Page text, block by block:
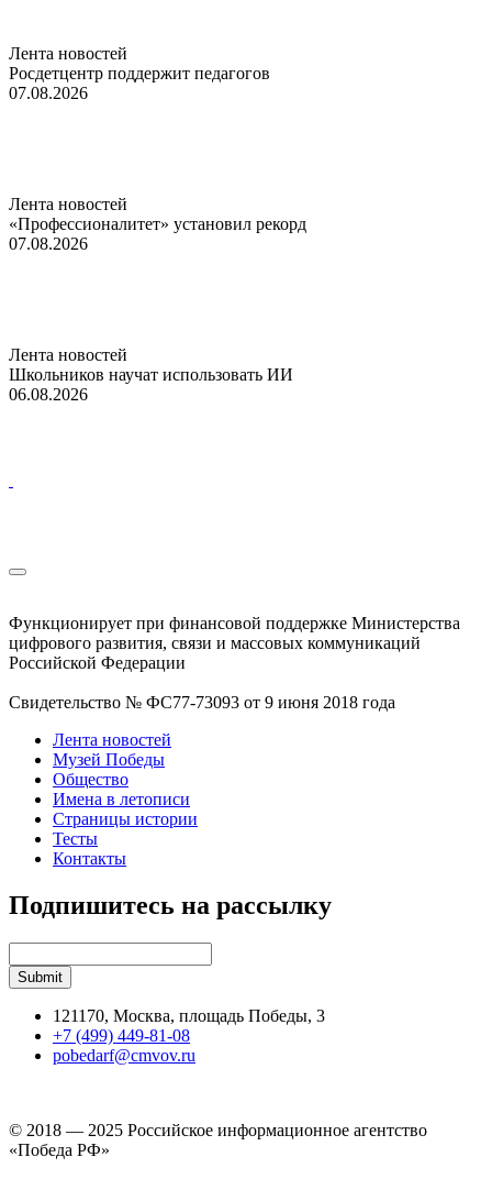
Лента новостей
Росдетцентр поддержит педагогов
07.08.2026
Лента новостей
«Профессионалитет» установил рекорд
07.08.2026
Лента новостей
Школьников научат использовать ИИ
06.08.2026
Функционирует при финансовой поддержке Министерства
цифрового развития, связи и массовых коммуникаций
Российской Федерации
Свидетельство № ФС77-73093 от 9 июня 2018 года
Лента новостей
Музей Победы
Общество
Имена в летописи
Страницы истории
Тесты
Контакты
Подпишитесь на рассылку
121170, Москва, площадь Победы, 3
+7 (499) 449-81-08
pobedarf@cmvov.ru
© 2018 — 2025 Российское информационное агентство
«Победа РФ»